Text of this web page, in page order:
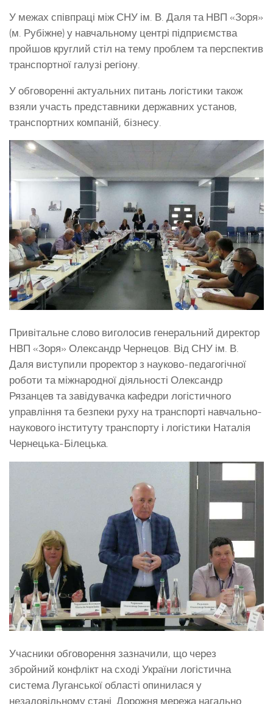
У межах співпраці між СНУ ім. В. Даля та НВП «Зоря»
(м. Рубіжне) у навчальному центрі підприємства
пройшов круглий стіл на тему проблем та перспектив
транспортної галузі регіону.
У обговоренні актуальних питань логістики також
взяли участь представники державних установ,
транспортних компаній, бізнесу.
Привітальне слово виголосив генеральний директор
НВП «Зоря» Олександр Чернецов. Від СНУ ім. В.
Даля виступили проректор з науково-педагогічної
роботи та міжнародної діяльності Олександр
Рязанцев та завідувачка кафедри логістичного
управління та безпеки руху на транспорті навчально-
наукового інституту транспорту і логістики Наталія
Чернецька-Білецька.
Учасники обговорення зазначили, що через
збройний конфлікт на сході України логістична
система Луганської області опинилася у
незадовільному стані. Дорожня мережа нагально